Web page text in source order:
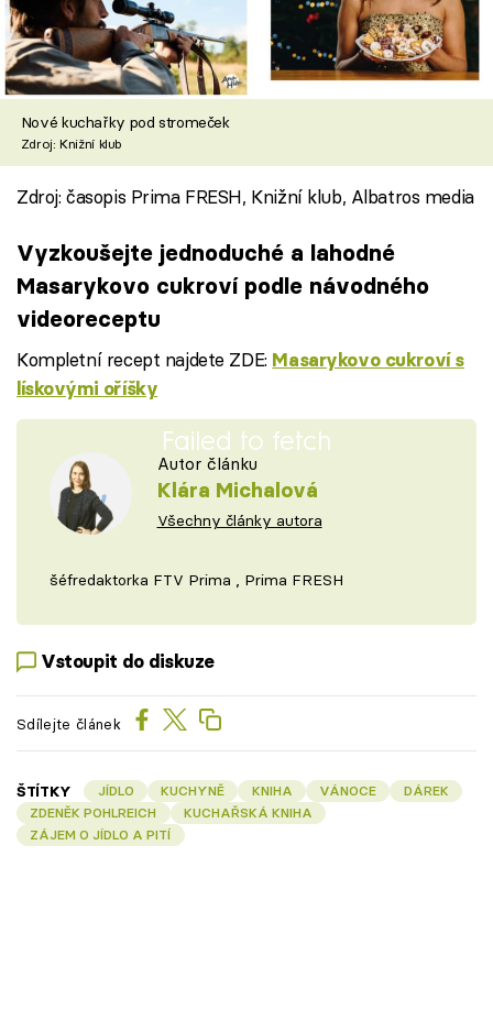
Nové kuchařky pod stromeček
Zdroj: Knižní klub
Zdroj: časopis Prima FRESH, Knižní klub, Albatros media
Vyzkoušejte jednoduché a lahodné
Masarykovo cukroví podle návodného
videoreceptu
Kompletní recept najdete ZDE: Masarykovo cukroví s
lískovými oříšky
Failed to fetch
Autor článku
Klára Michalová
Všechny články autora
šéfredaktorka FTV Prima , Prima FRESH
Vstoupit do diskuze
Sdílejte článek
ŠTÍTKY JÍDLO KUCHYNĚ KNIHA VÁNOCE
DÁREK
ZDENĚK POHLREICH
KUCHAŘSKÁ KNIHA
ZÁJEM O JÍDLO A PITÍ